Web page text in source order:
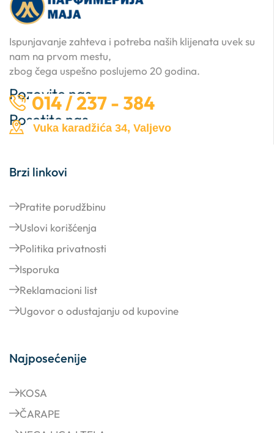
Ispunjavanje zahteva i potreba naših klijenata uvek su
nam na prvom mestu,
zbog čega uspešno poslujemo 20 godina.
Pozovite nas …
014 / 237 - 384
Posetite nas …
Vuka karadžića 34, Valjevo
Brzi linkovi
Pratite porudžbinu
Uslovi korišćenja
Politika privatnosti
Isporuka
Reklamacioni list
Ugovor o odustajanju od kupovine
Najposećenije
KOSA
ČARAPE